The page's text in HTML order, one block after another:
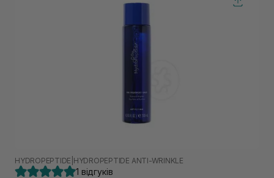
HYDROPEPTIDE HYDROPEPTIDE ANTI-WRINKLE
1 відгуків